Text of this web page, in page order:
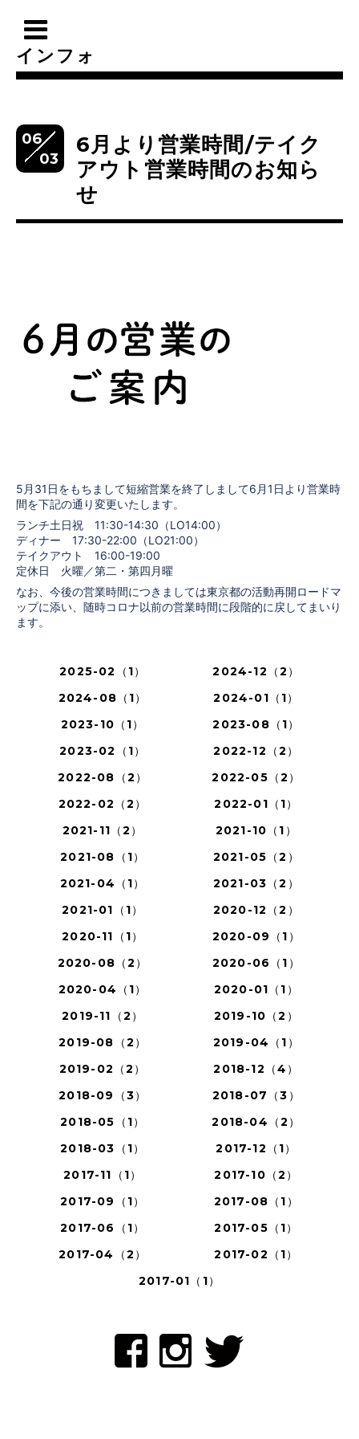
インフォ
06
03
6月より営業時間/テイク
アウト営業時間のお知ら
せ
5月31日をもちまして短縮営業を終了しまして6月1日より営業時
間を下記の通り変更いたします。
ランチ土日祝 11:30-14:30（LO14:00）
ディナー 17:30-22:00（LO21:00）
テイクアウト 16:00-19:00
定休日 火曜／第二・第四月曜
なお、今後の営業時間につきましては東京都の活動再開ロードマ
ップに添い、随時コロナ以前の営業時間に段階的に戻してまいり
ます。
2025-02（1）
2024-12（2）
2024-08（1）
2024-01（1）
2023-10（1）
2023-08（1）
2023-02（1）
2022-12（2）
2022-08（2）
2022-05（2）
2022-02（2）
2022-01（1）
2021-11（2）
2021-10（1）
2021-08（1）
2021-05（2）
2021-04（1）
2021-03（2）
2021-01（1）
2020-12（2）
2020-11（1）
2020-09（1）
2020-08（2）
2020-06（1）
2020-04（1）
2020-01（1）
2019-11（2）
2019-10（2）
2019-08（2）
2019-04（1）
2019-02（2）
2018-12（4）
2018-09（3）
2018-07（3）
2018-05（1）
2018-04（2）
2018-03（1）
2017-12（1）
2017-11（1）
2017-10（2）
2017-09（1）
2017-08（1）
2017-06（1）
2017-05（1）
2017-04（2）
2017-02（1）
2017-01（1）